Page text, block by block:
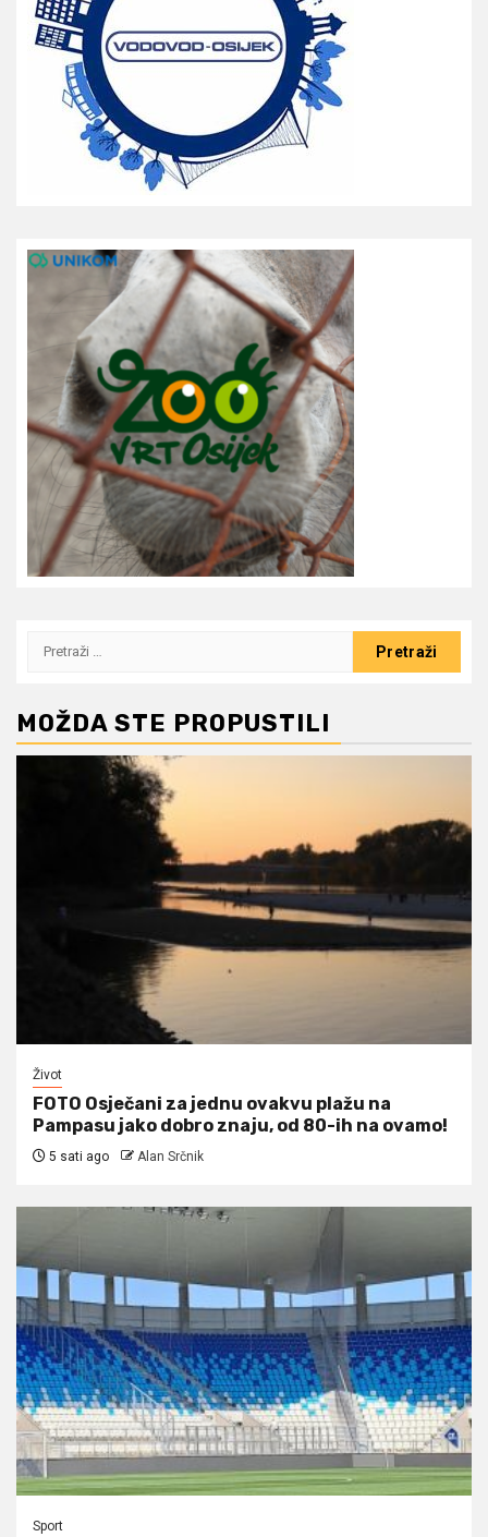
Pretraži:
MOŽDA STE PROPUSTILI
Život
FOTO Osječani za jednu ovakvu plažu na
Pampasu jako dobro znaju, od 80-ih na ovamo!
5 sati ago Alan Srčnik
Sport